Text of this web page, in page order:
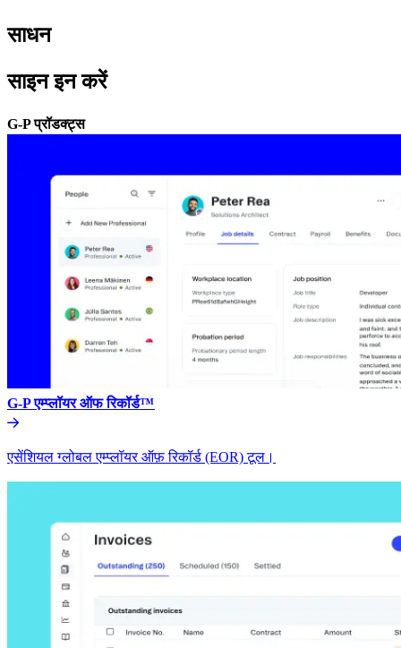
साधन​​
साइन इन करें​​
G-P प्रॉडक्ट्स​​
G-P एम्प्लॉयर ऑफ रिकॉर्ड™​​
एसेंशियल ग्लोबल एम्प्लॉयर ऑफ़ रिकॉर्ड (EOR) टूल।​​